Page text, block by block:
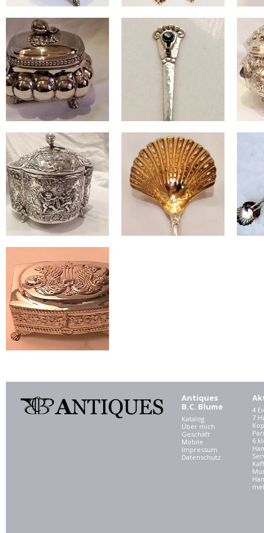
Antiques
B.C. Blume
Katalog
Über mich
Geschäft
Mobile
Impressum
Datenschutz
4
7
6